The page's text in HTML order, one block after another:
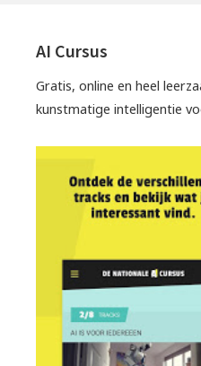
AI Cursus
Gratis, online en heel
kunstmatige intelligentie